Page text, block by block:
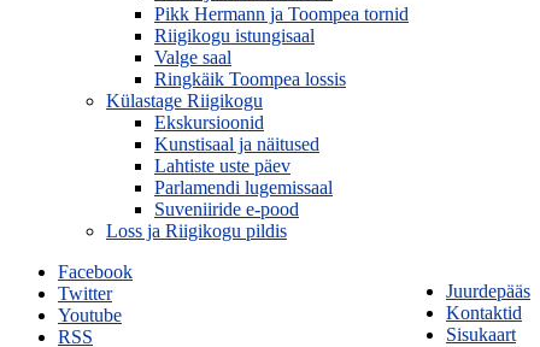
Pikk Hermann ja Toompea tornid
Riigikogu istungisaal
Valge saal
Ringkäik Toompea lossis
Külastage Riigikogu
Ekskursioonid
Kunstisaal ja näitused
Lahtiste uste päev
Parlamendi lugemissaal
Suveniiride e-pood
Loss ja Riigikogu pildis
Juurdepääs
Kontaktid
Sisukaart
Facebook
Twitter
Youtube
RSS